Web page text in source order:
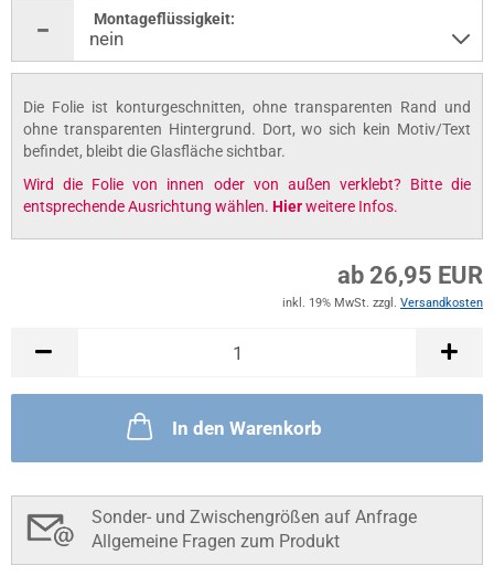
Montageflüssigkeit:
Die Folie ist konturgeschnitten, ohne transparenten Rand und
ohne transparenten Hintergrund. Dort, wo sich kein Motiv/Text
befindet, bleibt die Glasfläche sichtbar.
Wird die Folie von innen oder von außen verklebt? Bitte die
entsprechende Ausrichtung wählen. Hierweitere Infos.
ab 26,95 EUR
inkl. 19% MwSt. zzgl. Versandkosten
In den Warenkorb
Sonder- und Zwischengrößen auf Anfrage
Allgemeine Fragen zum Produkt